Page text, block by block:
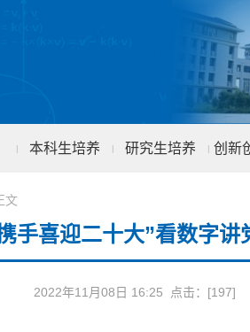
| 本科生培养 | 研究生培养 | 创新
文
手喜迎二十大”看数字
2022年11月08日 16:25 点击：[197]